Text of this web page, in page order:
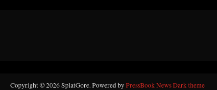
Copyright © 2026 SplatGore.Powered byPressBook News Dark theme